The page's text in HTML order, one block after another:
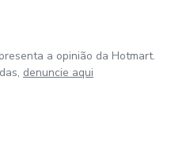
a opinião da Hotmart.
denuncie aqui